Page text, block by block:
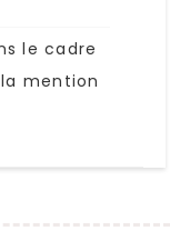
le cadre
mention